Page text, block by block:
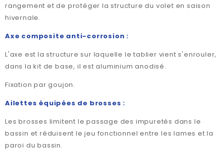
rangement et de protéger la structure du volet en saison
hivernale.
Axe composite anti-corrosion :
L'axe est la structure sur laquelle le tablier vient s'enrouler,
dans la kit de base, il est aluminium anodisé.
Fixation par goujon.
Ailettes équipées de brosses :
Les brosses limitent le passage des impuretés dans le
bassin et réduisent le jeu fonctionnel entre les lames et la
paroi du bassin.